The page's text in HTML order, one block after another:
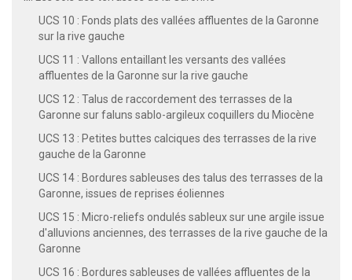
UCS 10 : Fonds plats des vallées affluentes de la Garonne
sur la rive gauche
UCS 11 : Vallons entaillant les versants des vallées
affluentes de la Garonne sur la rive gauche
UCS 12 : Talus de raccordement des terrasses de la
Garonne sur faluns sablo-argileux coquillers du Miocène
UCS 13 : Petites buttes calciques des terrasses de la rive
gauche de la Garonne
UCS 14 : Bordures sableuses des talus des terrasses de la
Garonne, issues de reprises éoliennes
UCS 15 : Micro-reliefs ondulés sableux sur une argile issue
d'alluvions anciennes, des terrasses de la rive gauche de la
Garonne
UCS 16 : Bordures sableuses de vallées affluentes de la